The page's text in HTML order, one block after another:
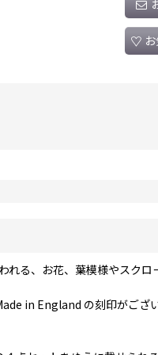
る、お花、葉模様やスク
in England の刻印がご